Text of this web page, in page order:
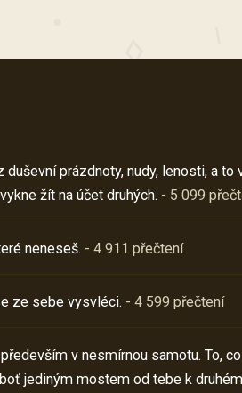
prázdnoty, nudy, lenosti, a to
žít na účet druhých. - 5 099
neneseš. - 4 911 přečtení
ze sebe vysvléci. - 4 599 přečtení
v nesmírnou samotu. To,
jediným mostem od tebe k